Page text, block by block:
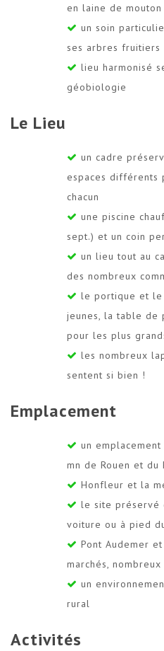
en laine de
un soin
ses arbres fruitiers
lieu harmonisé
géobiologie
Le Lieu
un cadre
espaces
chacun
une piscine
sept.) et un coin
un lieu tout au
des nombreux
le portique et le
jeunes, la table de
pour les plus
les nombreux
sentent si bien !
Emplacement
un
mn de Rouen et du
Honfleur et la
le site préservé
voiture ou à pied
Pont Audemer
marchés,
un
rural
Activités